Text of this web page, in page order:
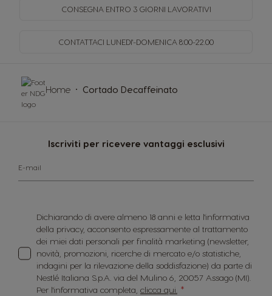
CONSEGNA ENTRO 3 GIORNI LAVORATIVI
CONTATTACI LUNEDI'-DOMENICA 8:00-22.00
Iscriviti per ricevere vantaggi esclusivi
E-mail
Dichiarando di avere almeno 18 anni e letta l'informativa
della privacy, acconsento espressamente al trattamento
dei miei dati personali per finalità marketing (newsletter,
novità, promozioni, ricerche di mercato e/o statistiche,
indagini per la rilevazione della soddisfazione) da parte di
Nestlé Italiana S.p.A. via del Mulino 6, 20057 Assago (MI).
Per l'informativa completa, clicca qui.
Home Cortado Decaffeinato